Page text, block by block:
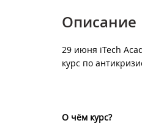
Описание
29 июня iTech
курс по
О чём курс?